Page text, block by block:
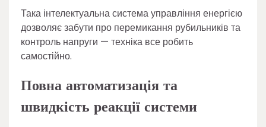
Така інтелектуальна система управління енергією
дозволяє забути про перемикання рубильників та
контроль напруги — техніка все робить
самостійно.
Повна автоматизація та
швидкість реакції системи